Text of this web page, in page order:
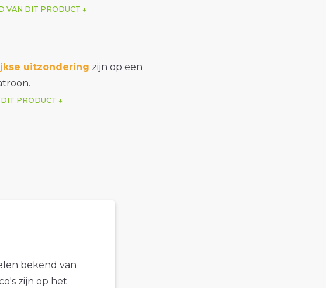
VAN DIT PRODUCT
uitzondering zijn op een
PRODUCT
bekend van
zijn op het